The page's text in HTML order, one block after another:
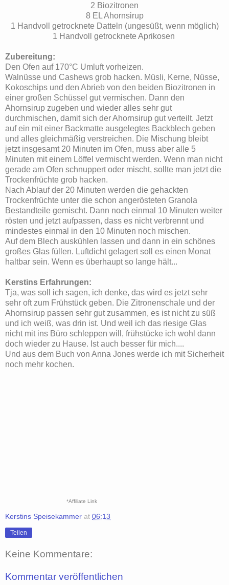
2 Biozitronen
8 EL Ahornsirup
1 Handvoll getrocknete Datteln (ungesüßt, wenn möglich)
1 Handvoll getrocknete Aprikosen
Zubereitung:
Den Ofen auf 170°C Umluft vorheizen.
Walnüsse und Cashews grob hacken. Müsli, Kerne, Nüsse,
Kokoschips und den Abrieb von den beiden Biozitronen in
einer großen Schüssel gut vermischen. Dann den
Ahornsirup zugeben und wieder alles sehr gut
durchmischen, damit sich der Ahornsirup gut verteilt. Jetzt
auf ein mit einer Backmatte ausgelegtes Backblech geben
und alles gleichmäßig verstreichen. Die Mischung bleibt
jetzt insgesamt 20 Minuten im Ofen, muss aber alle 5
Minuten mit einem Löffel vermischt werden. Wenn man nicht
gerade am Ofen schnuppert oder mischt, sollte man jetzt die
Trockenfrüchte grob hacken.
Nach Ablauf der 20 Minuten werden die gehackten
Trockenfrüchte unter die schon angerösteten Granola
Bestandteile gemischt. Dann noch einmal 10 Minuten weiter
rösten und jetzt aufpassen, dass es nicht verbrennt und
mindestes einmal in den 10 Minuten noch mischen.
Auf dem Blech auskühlen lassen und dann in ein schönes
großes Glas füllen. Luftdicht gelagert soll es einen Monat
haltbar sein. Wenn es überhaupt so lange hält...
Kerstins Erfahrungen:
Tja, was soll ich sagen, ich denke, das wird es jetzt sehr
sehr oft zum Frühstück geben. Die Zitronenschale und der
Ahornsirup passen sehr gut zusammen, es ist nicht zu süß
und ich weiß, was drin ist. Und weil ich das riesige Glas
nicht mit ins Büro schleppen will, frühstücke ich wohl dann
doch wieder zu Hause. Ist auch besser für mich....
Und aus dem Buch von Anna Jones werde ich mit Sicherheit
noch mehr kochen.
*Affiliate Link
Kerstins Speisekammer at 06:13
Teilen
Keine Kommentare:
Kommentar veröffentlichen